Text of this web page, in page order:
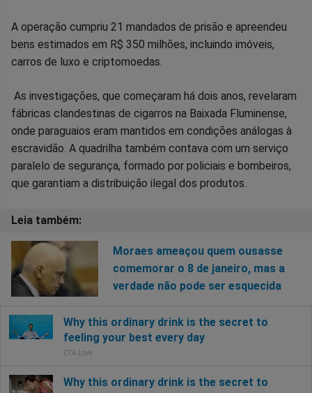
A operação cumpriu 21 mandados de prisão e apreendeu
bens estimados em R$ 350 milhões, incluindo imóveis,
carros de luxo e criptomoedas.
As investigações, que começaram há dois anos, revelaram
fábricas clandestinas de cigarros na Baixada Fluminense,
onde paraguaios eram mantidos em condições análogas à
escravidão. A quadrilha também contava com um serviço
paralelo de segurança, formado por policiais e bombeiros,
que garantiam a distribuição ilegal dos produtos.
Moraes ameaçou quem ousasse
comemorar o 8 de janeiro, mas a
verdade não pode ser esquecida